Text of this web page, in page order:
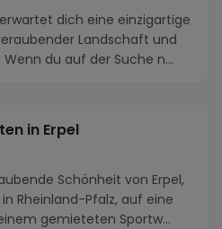
dich eine einzigartige
Landschaft und
du auf der Suche n...
in Erpel
Schönheit von Erpel,
Rheinland-Pfalz, auf eine
gemieteten Sportw...